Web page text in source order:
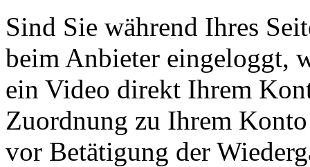
Sind Sie während Ihres
beim Anbieter eingeloggt,
ein Video direkt Ihrem
Zuordnung zu Ihrem
vor Betätigung der